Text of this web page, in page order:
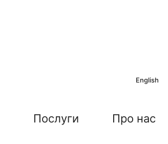
English
Послуги Про нас